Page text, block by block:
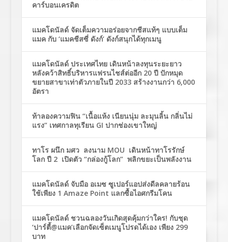
คาร์บอนเครดิต
แมคโดนัลด์ จัดเต็มความอร่อยจากชีสแท้ๆ แบบเต็ม
แมค กับ ‘แมคชีสซี่ ดังก์’ ดังก์สนุกได้ทุกเมนู
แมคโดนัลด์ ประเทศไทย เดินหน้าลงทุนระยะยาว
หลังคว้าสิทธิ์บริหารแฟรนไชส์ต่ออีก 20 ปี ปักหมุด
ขยายสาขาเท่าตัวภายในปี 2033 สร้างงานกว่า 6,000
อัตรา
ท้าลองความฟิน “เนื้อแห้ง เนียนนุ่ม ละมุนลิ้น กลิ่นไม่
แรง” เทศกาลทุเรียน GI ปากช่องเขาใหญ่
ทาโร ผนึก มศว ลงนาม MOU เดินหน้าทาโรรักษ์
โลก ปี 2 เปิดตัว “กล่องกู้โลก” พลิกขยะเป็นพลังงาน
แมคโดนัลด์ จับมือ อเมซ ซูเปอร์แอปส่งดีลคลายร้อน
ใช้เพียง 1 Amaze Point แลกซื้อไอศกรีมโคน
แมคโดนัลด์ ชวนฉลองวันเกิดสุดคุ้มกว่าใคร! กับชุด
‘ปาร์ตี้@แมค’เลือกจัดเซ็ตเมนูโปรดได้เอง เพียง 299
บาท